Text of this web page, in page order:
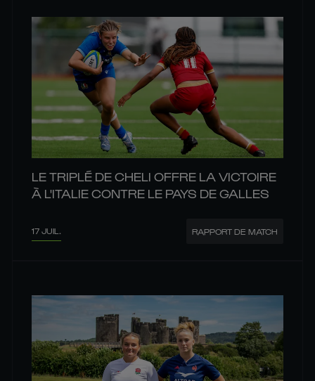
LE TRIPLÉ DE CHELI OFFRE LA VICTOIRE
À L'ITALIE CONTRE LE PAYS DE GALLES
17 JUIL. RAPPORT DE MATCH